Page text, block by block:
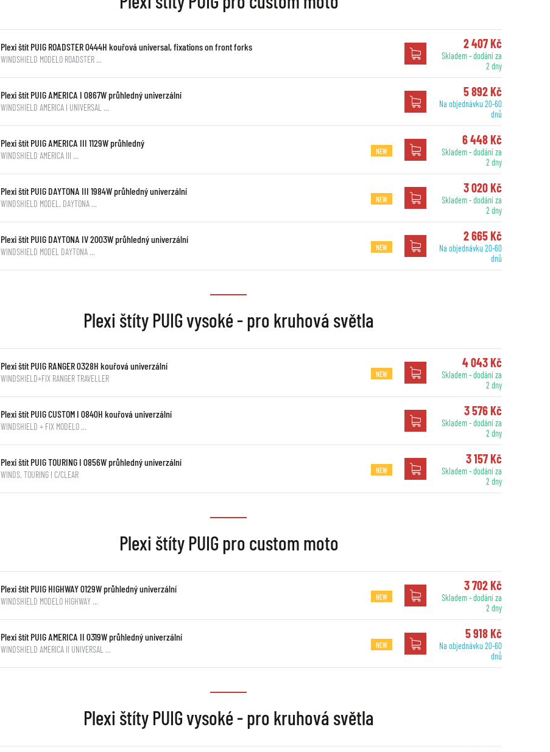
Plexi štít PUIG ROADSTER 0444H kouřová universal, fixations on front forks
WINDSHIELD MODELO ROADSTER …
2 407 Kč
Skladem - dodání za
2 dny
Plexi štít PUIG AMERICA I 0867W průhledný univerzální
WINDSHIELD AMERICA I UNIVERSAL …
5 892 Kč
Na objednávku 20-60
dnů
Plexi štít PUIG AMERICA III 1129W průhledný
WINDSHIELD AMERICA III … NEW
6 448 Kč
Skladem - dodání za
2 dny
Plexi štít PUIG DAYTONA III 1984W průhledný univerzální
WINDSHIELD MODEL. DAYTONA … NEW
3 020 Kč
Skladem - dodání za
2 dny
Plexi štít PUIG DAYTONA IV 2003W průhledný univerzální
WINDSHIELD MODEL DAYTONA … NEW
2 665 Kč
Na objednávku 20-60
dnů
Plexi štíty PUIG vysoké - pro kruhová světla
Plexi štít PUIG RANGER 0328H kouřová univerzální
WINDSHIELD+FIX RANGER TRAVELLER NEW
4 043 Kč
Skladem - dodání za
2 dny
Plexi štít PUIG CUSTOM I 0840H kouřová univerzální
WINDSHIELD + FIX MODELO …
3 576 Kč
Skladem - dodání za
2 dny
Plexi štít PUIG TOURING I 0856W průhledný univerzální
WINDS. TOURING I C/CLEAR NEW
3 157 Kč
Skladem - dodání za
2 dny
Plexi štíty PUIG pro custom moto
Plexi štít PUIG HIGHWAY 0129W průhledný univerzální
WINDSHIELD MODELO HIGHWAY … NEW
3 702 Kč
Skladem - dodání za
2 dny
Plexi štít PUIG AMERICA II 0319W průhledný univerzální
WINDSHIELD AMERICA II UNIVERSAL … NEW
5 918 Kč
Na objednávku 20-60
dnů
Plexi štíty PUIG vysoké - pro kruhová světla